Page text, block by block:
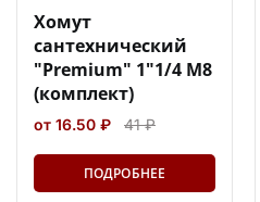
Хомут
сантехнический
"Premium" 1"1/4 М8
(комплект)
от 16.50 ₽ 41 ₽
ПОДРОБНЕЕ